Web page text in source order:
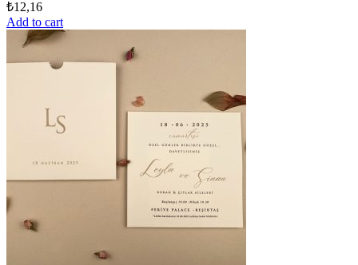
₺12,16
Add to cart